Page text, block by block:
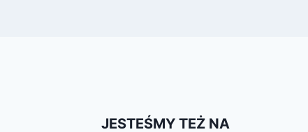
JESTEŚMY TEŻ NA